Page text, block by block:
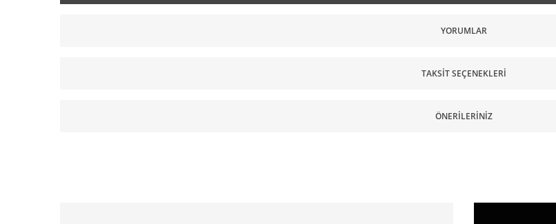
YORUMLAR
TAKSIT SEÇENEKLERI
ÖNERILERINIZ